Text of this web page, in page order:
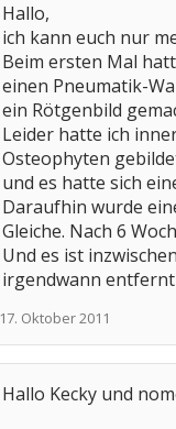
Hallo,
ich kann euch nur
Beim ersten Mal
einen Pneumatik-
ein Rötgenbild
Leider hatte ich
Osteophyten
und es hatte sich
Daraufhin wurde
Gleiche. Nach 6
Und es ist
irgendwann
17. Oktober 2011
Hallo Kecky und